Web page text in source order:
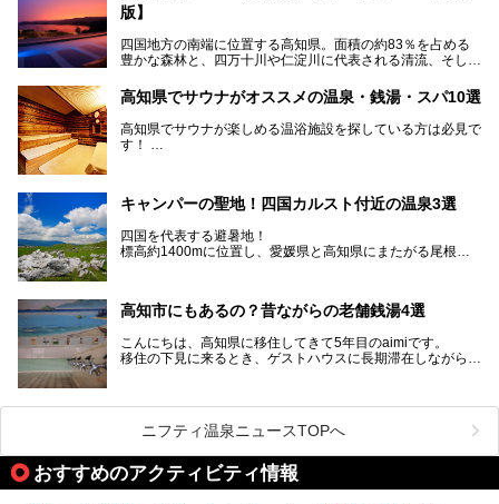
版】
四国地方の南端に位置する高知県。面積の約83％を占める
豊かな森林と、四万十川や仁淀川に代表される清流、そして
魅力がぎゅっと詰まった県です。
高知県はまた、カツオのたたきをはじめとする海産物や清流
で育つ川魚、大皿にごちそうがどっさり盛られた皿鉢料理、
柚子などの柑橘類、地酒といったグルメが充実していること
でも知られます。ここでは、温泉とあわせて自然の景観やグ
高知県でサウナがオススメの温泉・銭湯・スパ10選
高知県でサウナが楽しめる温浴施設を探している方は必見で
す！
ぜひこれを読んで高知のサウナ探しの参考してくださいね！
キャンパーの聖地！四国カルスト付近の温泉3選
四国を代表する避暑地！
標高約1400mに位置し、愛媛県と高知県にまたがる尾根沿
が見れる場所。
帰り温泉（お風呂）がありません。
中でもライターおすすめの３つの温泉をご紹介します。
などが問題なければ、温泉に入ってから向かうことをオスス
メします。
なぜなら最寄り温泉でも車で４０分、山を降りていかねばな
りませんからね…！！
もしくは、翌日キャンプ帰りに立ち寄るのもおすすめです。
高知市にもあるの？昔ながらの老舗銭湯4選
こんにちは、高知県に移住してきて5年目のaimiです。
移住の下見に来るとき、ゲストハウスに長期滞在しながら観
高知市というと、高知県の人口の半分が集まっているにぎや
かなイメージがある方も多いかと思いますが、昔ながらの老
舗銭湯がけっこうな数あるのですよ。
規模は小さいながら、元気に営業中なので観光がてら訪問し
てみてはいかがでしょう？
ニフティ温泉ニュースTOPへ
おすすめのアクティビティ情報